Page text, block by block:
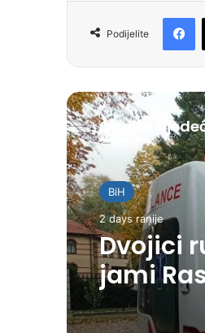
Podijelite
Čitajte
BiH
2 days ranije
Dvojici
jami